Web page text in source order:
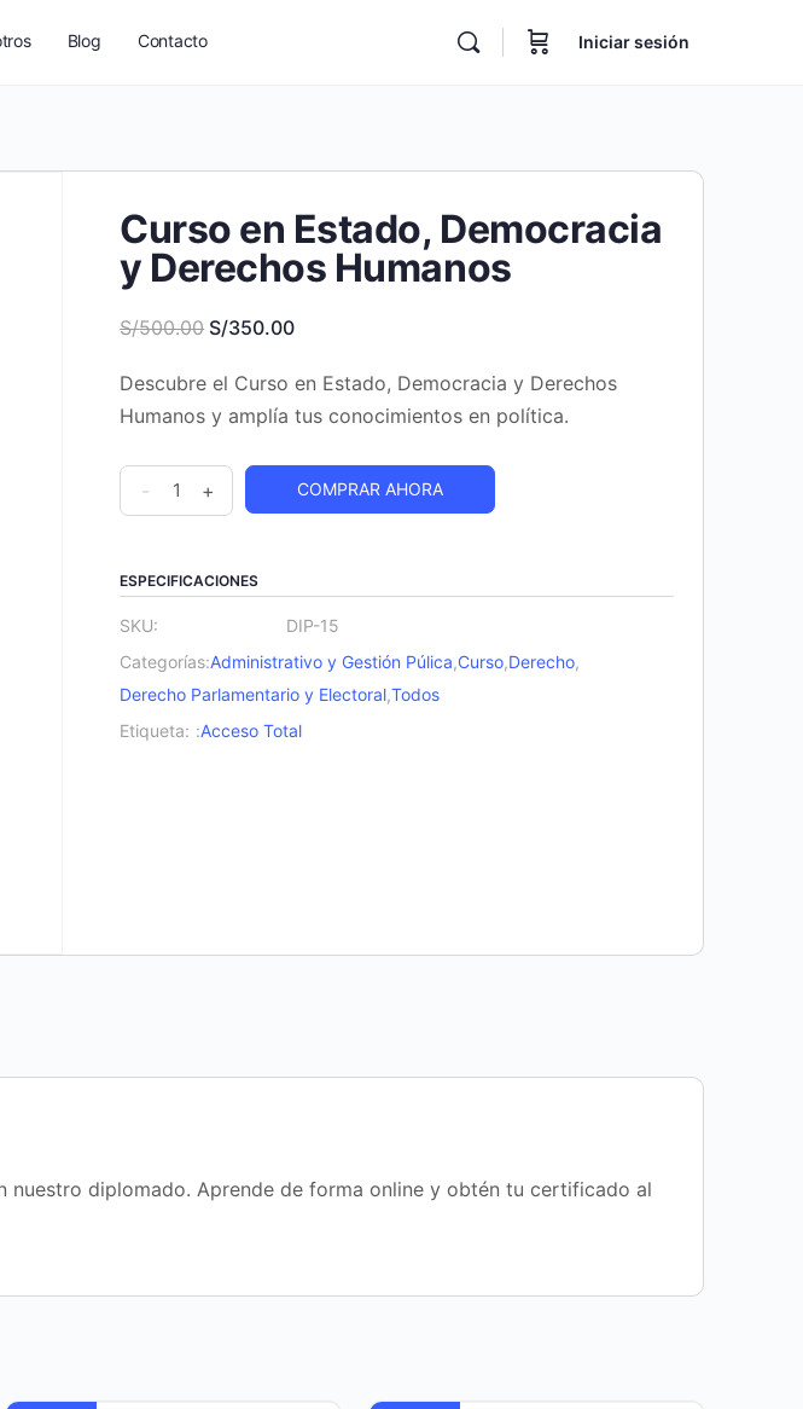
Blog Contacto Iniciar sesión
Curso en Estado, Democracia
y Derechos Humanos
S/500.00 El
original
era:
S/350.00El
actual
es:
Descubre el Curso en Estado, Democracia y Derechos
Humanos y amplía tus conocimientos en política.
Curso
en
Democracia
Humanos
cantidad
- + COMPRAR AHORA
ESPECIFICACIONES
SKU:
DIP-15
Categorías:Administrativo y Gestión Púlica,Curso,Derecho,
Derecho Parlamentario y Electoral,Todos
Etiqueta: :Acceso Total
diplomado. Aprende de forma online y obtén tu certificado al